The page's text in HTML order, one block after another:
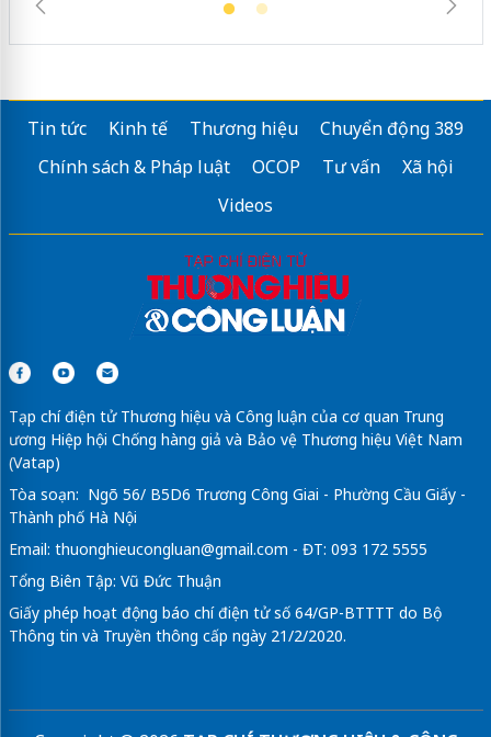
Tin tức Kinh tế Thương hiệu
Chuyển động 389
Chính sách & Pháp luật
OCOP Tư vấn
Xã hội
Videos
Tạp chí điện tử Thương hiệu và Công luận của cơ quan Trung
ương Hiệp hội Chống hàng giả và Bảo vệ Thương hiệu Việt Nam
(Vatap)
Tòa soạn: Ngõ 56/ B5D6 Trương Công Giai - Phường Cầu Giấy -
Thành phố Hà Nội
Email: thuonghieucongluan@gmail.com - ĐT: 093 172 5555
Tổng Biên Tập: Vũ Đức Thuận
Giấy phép hoạt động báo chí điện tử số 64/GP-BTTTT do Bộ
Thông tin và Truyền thông cấp ngày 21/2/2020.